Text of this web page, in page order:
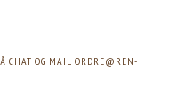
CHAT OG MAIL ORDRE@REN-